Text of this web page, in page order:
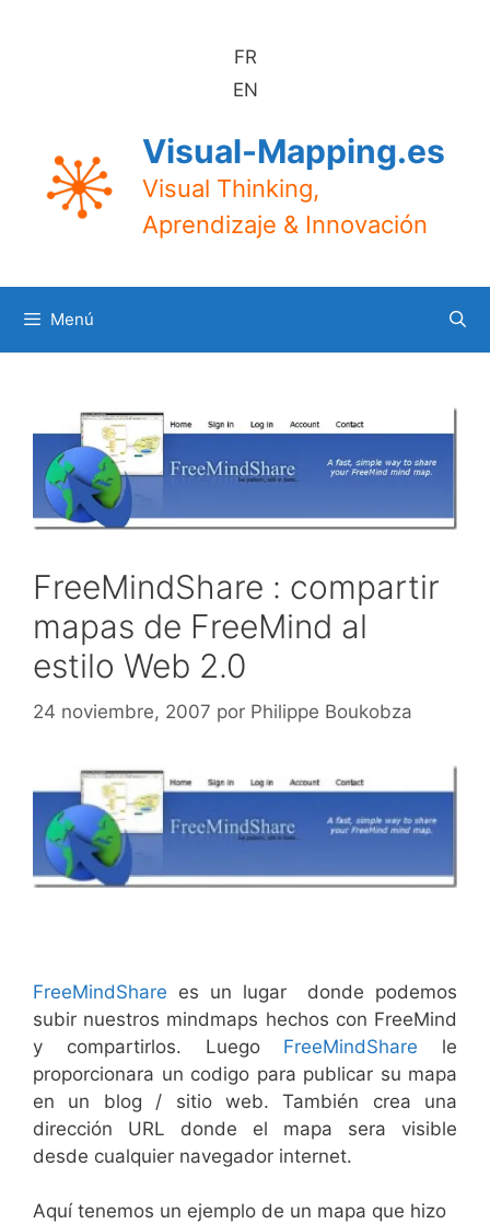
FR
EN
Visual-Mapping.es
Visual Thinking,
Aprendizaje & Innovación
Menú
FreeMindShare : compartir
mapas de FreeMind al
estilo Web 2.0
24 noviembre, 2007 por Philippe Boukobza
FreeMindShare es un lugar donde podemos
subir nuestros mindmaps hechos con FreeMind
y compartirlos. Luego FreeMindShare le
proporcionara un codigo para publicar su mapa
en un blog / sitio web. También crea una
dirección URL donde el mapa sera visible
desde cualquier navegador internet.
Aquí tenemos un ejemplo de un mapa que hizo